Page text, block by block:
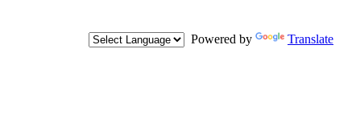
Powered by Translate